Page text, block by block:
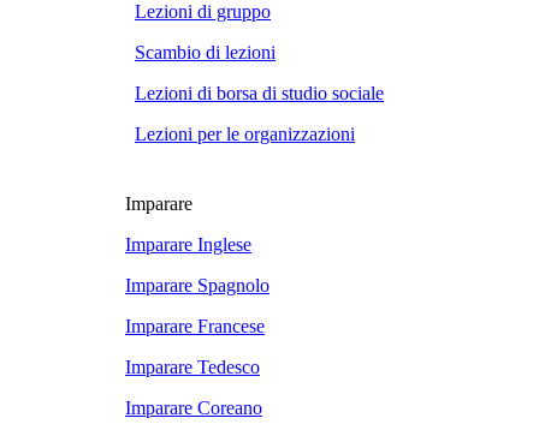
Lezioni di gruppo
Scambio di lezioni
Lezioni di borsa di studio sociale
Lezioni per le organizzazioni
Imparare
Imparare Inglese
Imparare Spagnolo
Imparare Francese
Imparare Tedesco
Imparare Coreano